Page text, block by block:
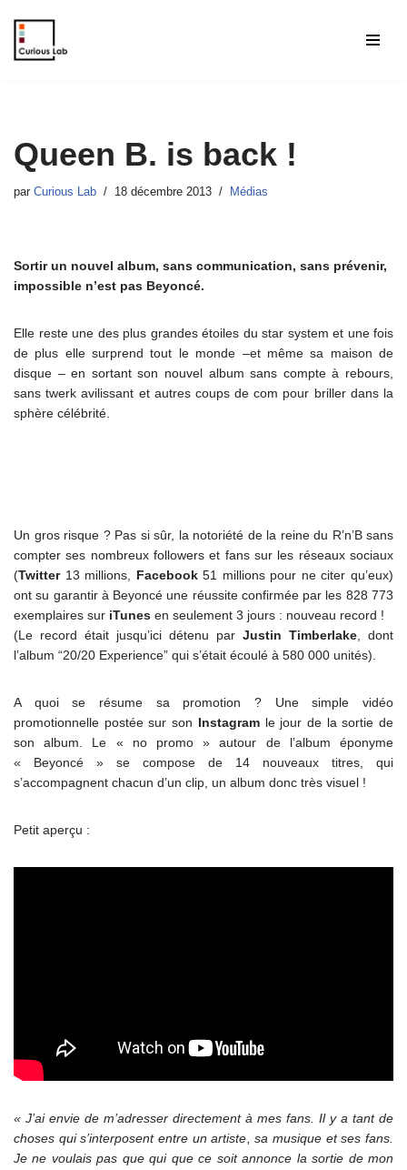
Aller
Queen B. is back !
par Curious Lab 18 décembre 2013 Médias
Sortir un nouvel album, sans communication, sans prévenir,
impossible n’est pas Beyoncé.
Elle reste une des plus grandes étoiles du star system et une fois
de plus elle surprend tout le monde –et même sa maison de
disque – en sortant son nouvel album sans compte à rebours,
sans twerk avilissant et autres coups de com pour briller dans la
sphère célébrité.
Un gros risque ? Pas si sûr, la notoriété de la reine du R’n’B sans
compter ses nombreux followers et fans sur les réseaux sociaux
(Twitter13 millions, Facebook51 millions pour ne citer qu’eux)
ont su garantir à Beyoncé une réussite confirmée par les 828 773
exemplaires sur iTunes en seulement 3 jours : nouveau record !
(Le record était jusqu’ici détenu par Justin Timberlake , dont
l’album “20/20 Experience” qui s’était écoulé à 580 000 unités).
A quoi se résume sa promotion ? Une simple vidéo
promotionnelle postée sur son Instagramle jour de la sortie de
son album. Le « no promo » autour de l’album éponyme
« Beyoncé » se compose de 14 nouveaux titres, qui
s’accompagnent chacun d’un clip, un album donc très visuel !
Petit aperçu :
« J’ai envie de m’adresser directement à mes fans. Il y a tant de
choses qui s’interposent entre un artiste, sa musique et ses fans.
Je ne voulais pas que qui que ce soit annonce la sortie de mon